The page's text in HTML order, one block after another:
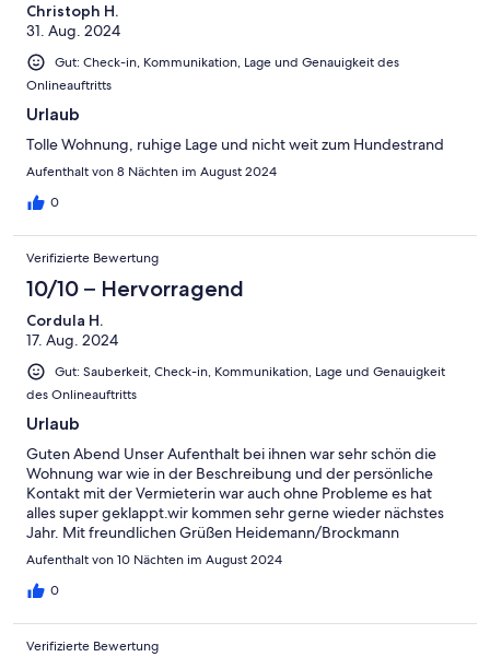
Christoph H.
31. Aug. 2024
Gut: Check-in, Kommunikation, Lage und Genauigkeit des
Onlineauftritts
Urlaub
Tolle Wohnung, ruhige Lage und nicht weit zum Hundestrand
Aufenthalt von 8 Nächten im August 2024
0
Verifizierte Bewertung
10/10 – Hervorragend
Cordula H.
17. Aug. 2024
Gut: Sauberkeit, Check-in, Kommunikation, Lage und Genauigkeit
des Onlineauftritts
Urlaub
Guten Abend Unser Aufenthalt bei ihnen war sehr schön die
Wohnung war wie in der Beschreibung und der persönliche
Kontakt mit der Vermieterin war auch ohne Probleme es hat
alles super geklappt.wir kommen sehr gerne wieder nächstes
Jahr. Mit freundlichen Grüßen Heidemann/Brockmann
Aufenthalt von 10 Nächten im August 2024
0
Verifizierte Bewertung